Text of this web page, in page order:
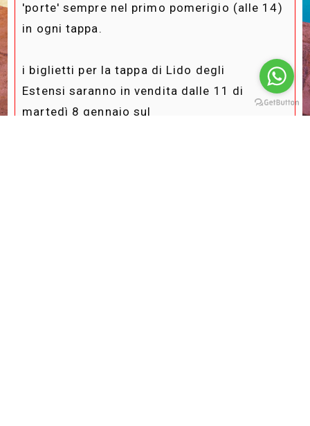
'porte' sempre nel primo pomerigio (alle 14)
in ogni tappa.
i biglietti per la tappa di Lido degli
Estensisaranno in vendita dalle 11 di
martedì 8 gennaio sul